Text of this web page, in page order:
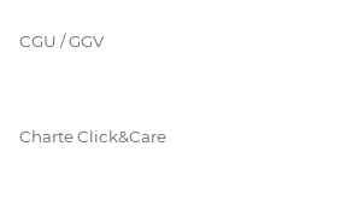
CGU / GGV
Charte Click&Care